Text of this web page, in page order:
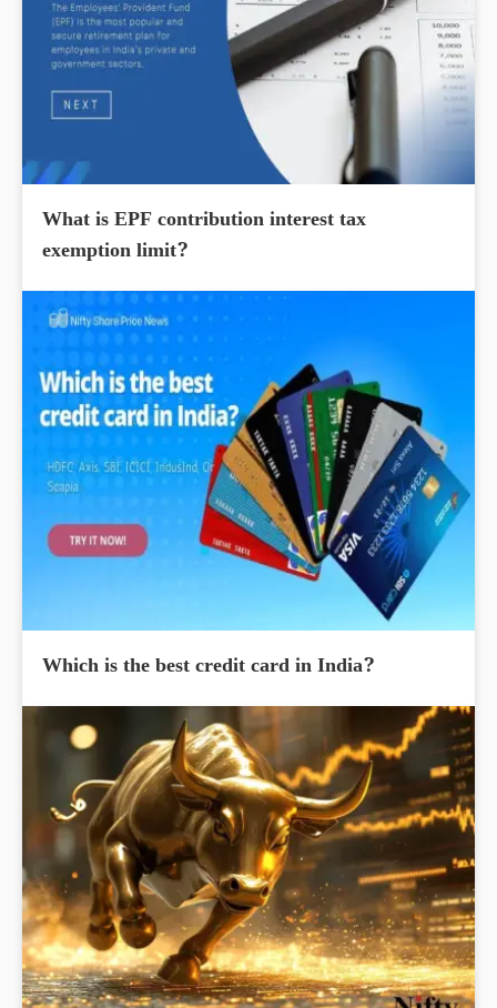
What is EPF contribution interest tax
exemption limit?
Which is the best credit card in India?